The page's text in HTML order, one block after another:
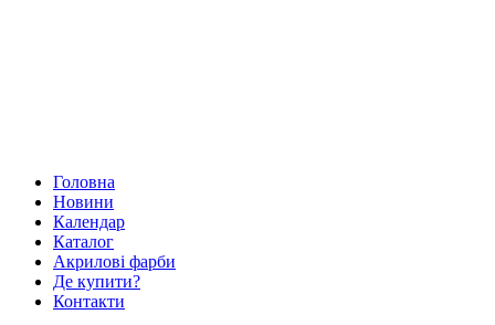
Головна
Новини
Календар
Каталог
Акрилові фарби
Де купити?
Контакти